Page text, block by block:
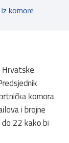
Iz komore
Hrvatske
komora
i brojne
22 kako bi